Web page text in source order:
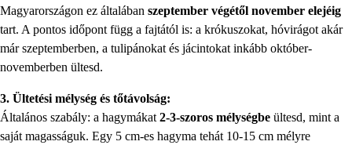
Magyarországon ez általában szeptember végétől november elejéig
tart. A pontos időpont függ a fajtától is: a krókuszokat, hóvirágot akár
már szeptemberben, a tulipánokat és jácintokat inkább október-
novemberben ültesd.
3. Ültetési mélység és tőtávolság:
Általános szabály: a hagymákat 2-3-szoros mélységbe ültesd, mint a
saját magasságuk. Egy 5 cm-es hagyma tehát 10-15 cm mélyre